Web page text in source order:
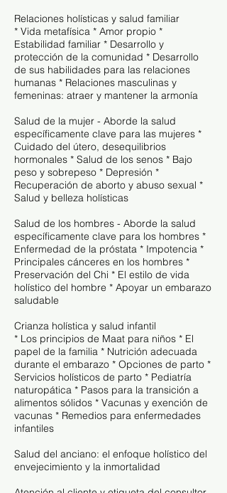
Relaciones holísticas y salud familiar
* Vida metafísica * Amor propio *
Estabilidad familiar * Desarrollo y
protección de la comunidad * Desarrollo
de sus habilidades para las relaciones
humanas * Relaciones masculinas y
femeninas: atraer y mantener la armonía
Salud de la mujer - Aborde la salud
específicamente clave para las mujeres *
Cuidado del útero, desequilibrios
hormonales * Salud de los senos * Bajo
peso y sobrepeso * Depresión *
Recuperación de aborto y abuso sexual *
Salud y belleza holísticas
Salud de los hombres - Aborde la salud
específicamente clave para los hombres *
Enfermedad de la próstata * Impotencia *
Principales cánceres en los hombres *
Preservación del Chi * El estilo de vida
holístico del hombre * Apoyar un embarazo
saludable
Crianza holística y salud infantil
* Los principios de Maat para niños * El
papel de la familia * Nutrición adecuada
durante el embarazo * Opciones de parto *
Servicios holísticos de parto * Pediatría
naturopática * Pasos para la transición a
alimentos sólidos * Vacunas y exención de
vacunas * Remedios para enfermedades
infantiles
Salud del anciano: el enfoque holístico del
envejecimiento y la inmortalidad